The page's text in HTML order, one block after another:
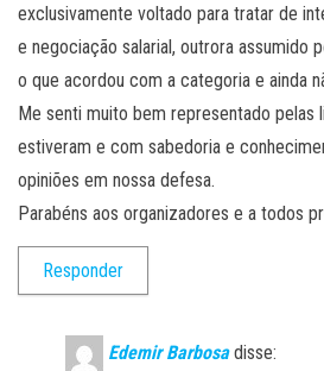
exclusivamente voltado para tratar de
e negociação salarial, outrora assumido
o que acordou com a categoria e ainda
Me senti muito bem representado pelas
estiveram e com sabedoria e
opiniões em nossa defesa.
Parabéns aos organizadores e a todos
Responder
Edemir Barbosa disse: